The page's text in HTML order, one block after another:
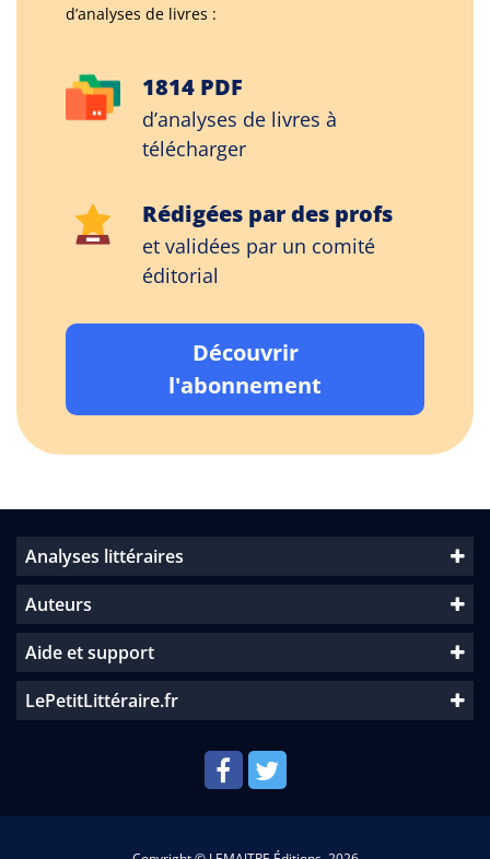
d’analyses de livres :
1814 PDF
d’analyses de livres à
télécharger
Rédigées par des profs
et validées par un comité
éditorial
Découvrir
l'abonnement
Analyses littéraires
Auteurs
Aide et support
LePetitLittéraire.fr